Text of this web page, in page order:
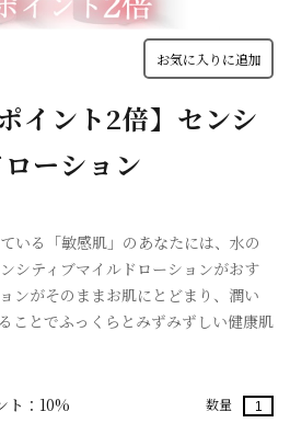
お気に入りに追加
イント2倍】センシ
ーション
いる「敏感肌」のあなたには、水の
シティブマイルドローションがおす
ンがそのままお肌にとどまり、潤い
ことでふっくらとみずみずしい健康肌
ト：10% 数量